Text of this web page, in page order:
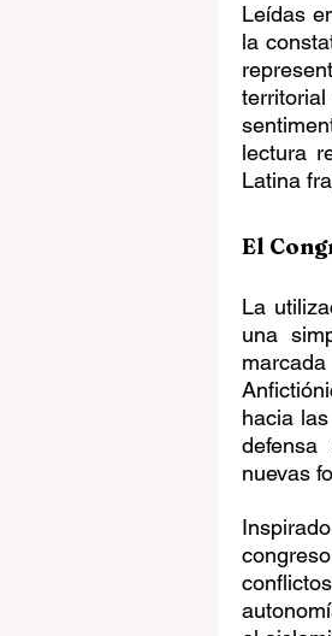
Leídas
la
lectura
Latina
El
La
una
hacia
nuevas